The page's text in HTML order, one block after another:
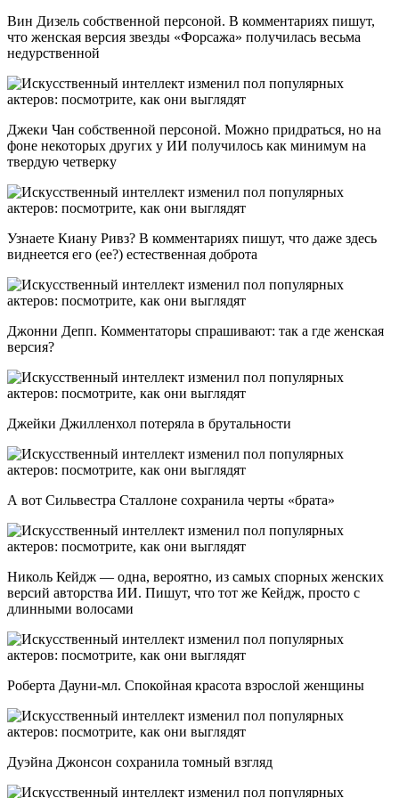
Вин Дизель собственной персоной. В комментариях пишут,
что женская версия звезды «Форсажа» получилась весьма
недурственной
Джеки Чан собственной персоной. Можно придраться, но на
фоне некоторых других у ИИ получилось как минимум на
твердую четверку
Узнаете Киану Ривз? В комментариях пишут, что даже здесь
виднеется его (ее?) естественная доброта
Джонни Депп. Комментаторы спрашивают: так а где женская
версия?
Джейки Джилленхол потеряла в брутальности
А вот Сильвестра Сталлоне сохранила черты «брата»
Николь Кейдж — одна, вероятно, из самых спорных женских
версий авторства ИИ. Пишут, что тот же Кейдж, просто с
длинными волосами
Роберта Дауни-мл. Спокойная красота взрослой женщины
Дуэйна Джонсон сохранила томный взгляд